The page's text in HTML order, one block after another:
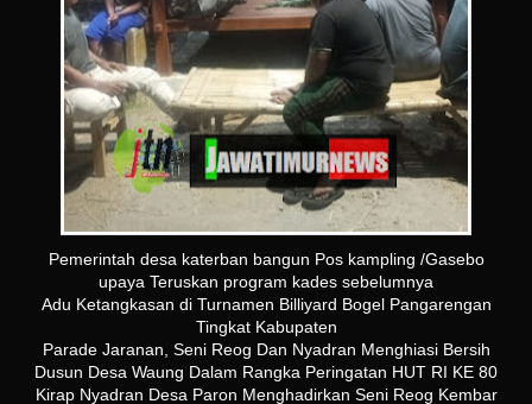
Pemerintah desa katerban bangun Pos kampling /Gasebo
upaya Teruskan program kades sebelumnya
Adu Ketangkasan di Turnamen Billiyard Bogel Pangarengan
Tingkat Kabupaten
Parade Jaranan, Seni Reog Dan Nyadran Menghiasi Bersih
Dusun Desa Waung Dalam Rangka Peringatan HUT RI KE 80
Kirap Nyadran Desa Paron Menghadirkan Seni Reog Kembar